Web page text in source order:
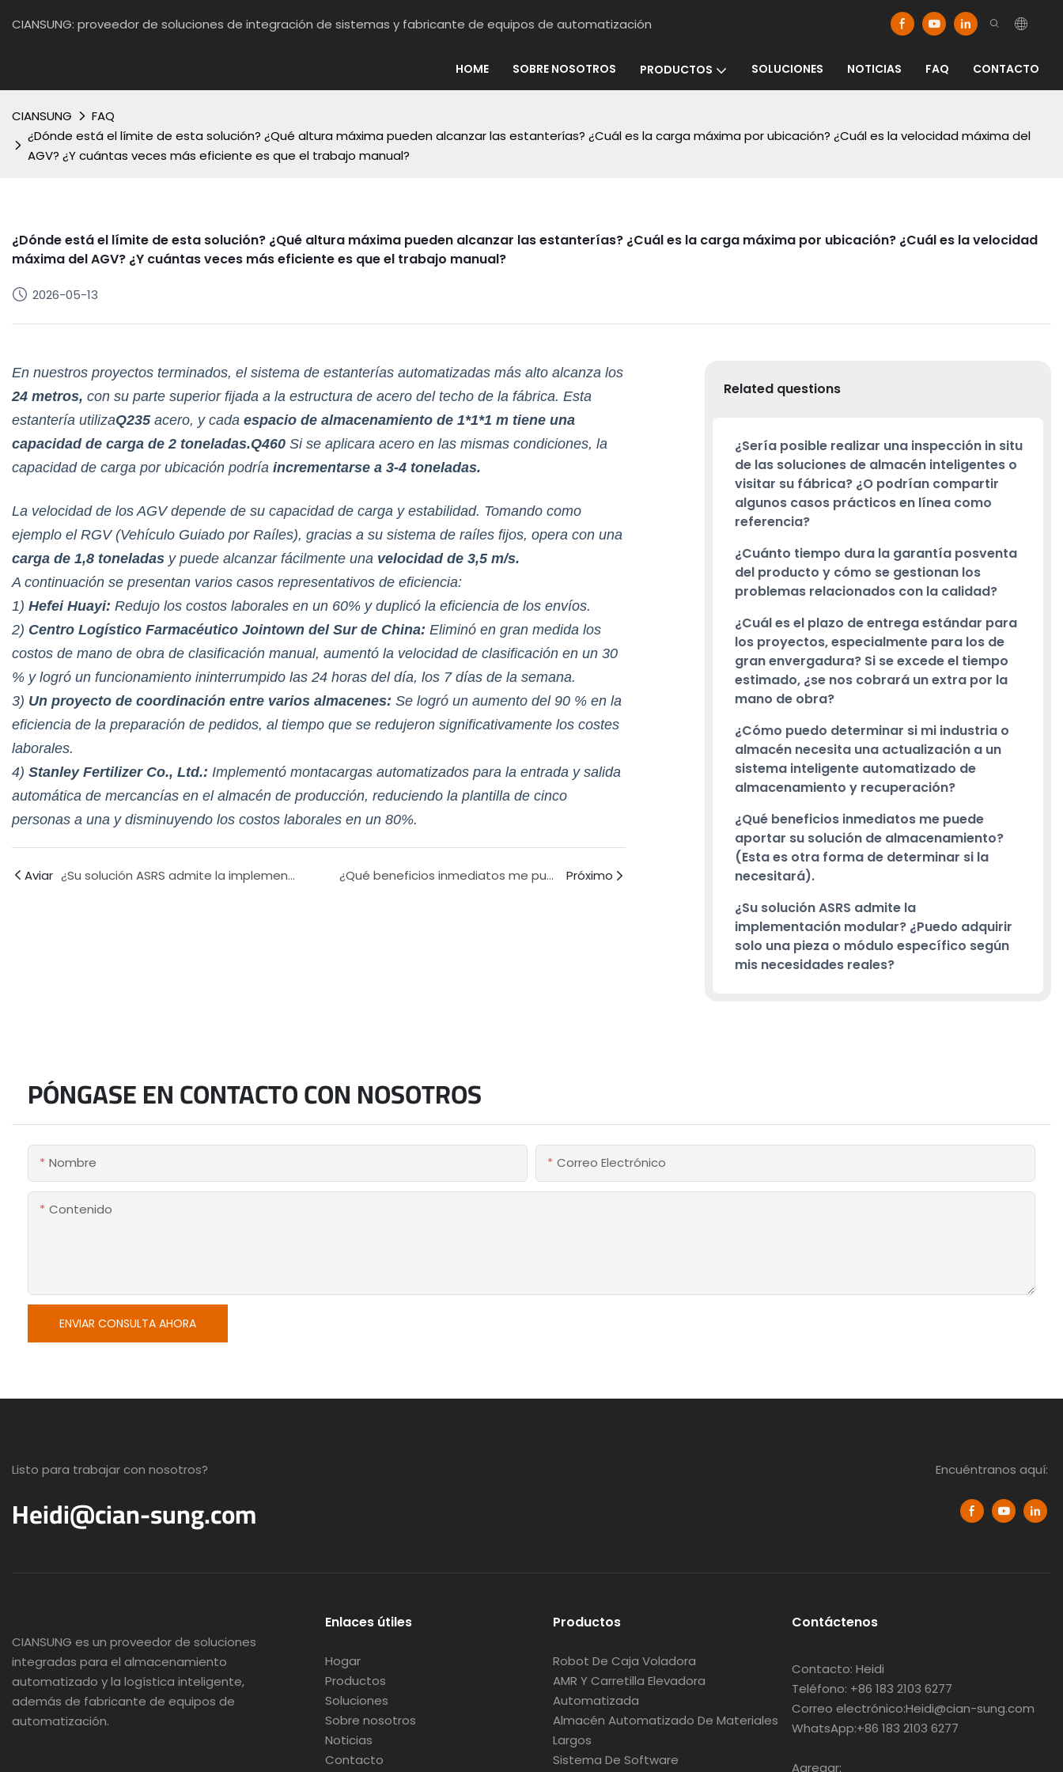
CIANSUNG: proveedor de soluciones de integración de sistemas y fabricante de equipos de automatización
HOME SOBRE NOSOTROS PRODUCTOS SOLUCIONES NOTICIAS FAQ CONTACTO
CIANSUNG
FAQ
¿Dónde está el límite de esta solución? ¿Qué altura máxima pueden alcanzar las estanterías? ¿Cuál es la carga máxima por ubicación? ¿Cuál es la velocidad máxima del
AGV? ¿Y cuántas veces más eficiente es que el trabajo manual?
¿Dónde está el límite de esta solución? ¿Qué altura máxima pueden alcanzar las estanterías? ¿Cuál es la carga máxima por ubicación? ¿Cuál es la velocidad
máxima del AGV? ¿Y cuántas veces más eficiente es que el trabajo manual?
2026-05-13
En nuestros proyectos terminados, el sistema de estanterías automatizadas más alto alcanza los
24 metros, con su parte superior fijada a la estructura de acero del techo de la fábrica. Esta
estantería utilizaQ235acero, y cada espacio de almacenamiento de 1*1*1 m tiene una
capacidad de carga de 2 toneladas.Q460 Si se aplicara acero en las mismas condiciones, la
capacidad de carga por ubicación podría incrementarse a 3-4 toneladas.
La velocidad de los AGV depende de su capacidad de carga y estabilidad. Tomando como
ejemplo el RGV (Vehículo Guiado por Raíles), gracias a su sistema de raíles fijos, opera con una
carga de 1,8 toneladas y puede alcanzar fácilmente una velocidad de 3,5 m/s.
A continuación se presentan varios casos representativos de eficiencia:
1) Hefei Huayi: Redujo los costos laborales en un 60% y duplicó la eficiencia de los envíos.
2) Centro Logístico Farmacéutico Jointown del Sur de China: Eliminó en gran medida los
costos de mano de obra de clasificación manual, aumentó la velocidad de clasificación en un 30
% y logró un funcionamiento ininterrumpido las 24 horas del día, los 7 días de la semana.
3) Un proyecto de coordinación entre varios almacenes: Se logró un aumento del 90 % en la
eficiencia de la preparación de pedidos, al tiempo que se redujeron significativamente los costes
laborales.
4) Stanley Fertilizer Co., Ltd.: Implementó montacargas automatizados para la entrada y salida
automática de mercancías en el almacén de producción, reduciendo la plantilla de cinco
personas a una y disminuyendo los costos laborales en un 80%.
Aviar ¿Su solución ASRS admite la implementación modular? ¿Puedo adquirir solo una pieza o módulo específico según mis necesidades reales? ¿Qué beneficios inmediatos me puede aportar su solución de almacenamiento? (Esta es otra forma de determinar si la necesitará). Próximo
Related questions
¿Sería posible realizar una inspección in situ
de las soluciones de almacén inteligentes o
visitar su fábrica? ¿O podrían compartir
algunos casos prácticos en línea como
referencia?
¿Cuánto tiempo dura la garantía posventa
del producto y cómo se gestionan los
problemas relacionados con la calidad?
¿Cuál es el plazo de entrega estándar para
los proyectos, especialmente para los de
gran envergadura? Si se excede el tiempo
estimado, ¿se nos cobrará un extra por la
mano de obra?
¿Cómo puedo determinar si mi industria o
almacén necesita una actualización a un
sistema inteligente automatizado de
almacenamiento y recuperación?
¿Qué beneficios inmediatos me puede
aportar su solución de almacenamiento?
(Esta es otra forma de determinar si la
necesitará).
¿Su solución ASRS admite la
implementación modular? ¿Puedo adquirir
solo una pieza o módulo específico según
mis necesidades reales?
PÓNGASE EN CONTACTO CON NOSOTROS
Nombre Correo Electrónico
Contenido
ENVIAR CONSULTA AHORA
Listo para trabajar con nosotros?
Heidi@cian-sung.com
Encuéntranos aquí:
CIANSUNG es un proveedor de soluciones
integradas para el almacenamiento
automatizado y la logística inteligente,
además de fabricante de equipos de
automatización.
Enlaces útiles
Hogar
Productos
Soluciones
Sobre nosotros
Noticias
Contacto
Productos
Robot De Caja Voladora
AMR Y Carretilla Elevadora
Automatizada
Almacén Automatizado De Materiales
Largos
Sistema De Software
Contáctenos
Contacto: Heidi
Teléfono: +86 183 2103 6277
Correo electrónico:Heidi@cian-sung.com
WhatsApp:+86 183 2103 6277
Agregar: